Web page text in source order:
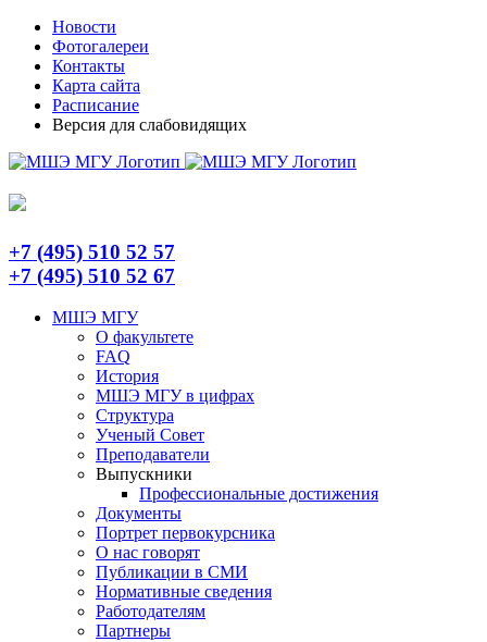
Skip
content
TelegramНовости
Фотогалереи
Контакты
Карта сайта
Расписание
Версия для слабовидящих
+7 (495) 510 52 57
+7 (495) 510 52 67
МШЭ МГУ
О факультете
FAQ
История
МШЭ МГУ в цифрах
Структура
Ученый Совет
Преподаватели
Выпускники
Профессиональные достижения
Документы
Портрет первокурсника
О нас говорят
Публикации в СМИ
Нормативные сведения
Работодателям
Партнеры